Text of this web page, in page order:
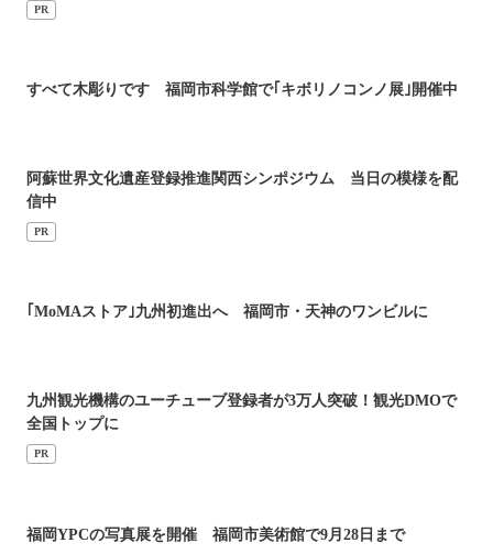
PR
すべて木彫りです 福岡市科学館で｢キボリノコンノ展｣開催中
阿蘇世界文化遺産登録推進関西シンポジウム 当日の模様を配
信中
PR
｢MoMAストア｣九州初進出へ 福岡市・天神のワンビルに
九州観光機構のユーチューブ登録者が3万人突破！観光DMOで
全国トップに
PR
福岡YPCの写真展を開催 福岡市美術館で9月28日まで